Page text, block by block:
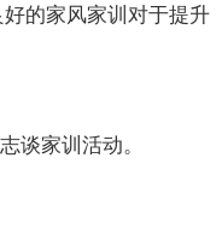
的家风家训对于提升
谈家训活动。